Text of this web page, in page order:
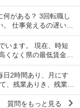
を見れ...
何がある？ 3回転職し
。 仕事覚えるの遅い
こと...
います。 現在、時短
くなく県の最低賃金＋
日2時間あり、月にす
、残業ありき、残業は
金も多く...
質問をもっと見る